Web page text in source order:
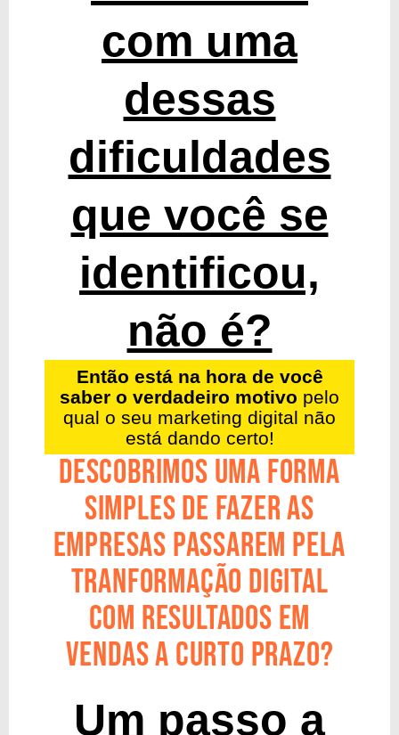
com uma
dessas
dificuldades
que você se
identificou,
não é?
Então está na hora de você
saber o verdadeiro motivo pelo
qual o seu marketing digital não
está dando certo!
DESCOBRIMOS UMA FORMA
SIMPLES DE FAZER AS
EMPRESAS PASSAREM PELA
TRANFORMAÇÃO DIGITAL
COM RESULTADOS EM
VENDAS A CURTO PRAZO?
Um passo a